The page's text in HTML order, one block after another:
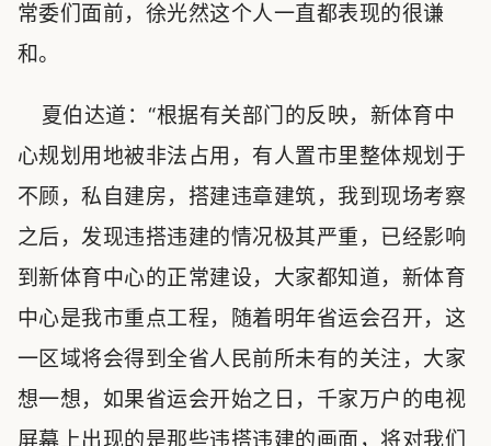
常委们面前，徐光然这个人一直都表现的很谦
和。
夏伯达道：“根据有关部门的反映，新体育中
心规划用地被非法占用，有人置市里整体规划于
不顾，私自建房，搭建违章建筑，我到现场考察
之后，发现违搭违建的情况极其严重，已经影响
到新体育中心的正常建设，大家都知道，新体育
中心是我市重点工程，随着明年省运会召开，这
一区域将会得到全省人民前所未有的关注，大家
想一想，如果省运会开始之日，千家万户的电视
屏幕上出现的是那些违搭违建的画面，将对我们